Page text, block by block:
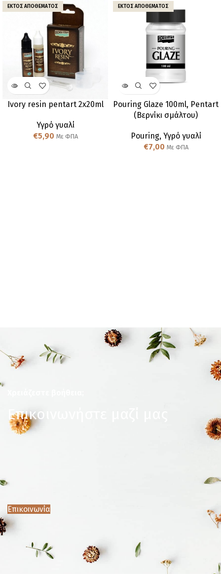
ΕΚΤΌΣ ΑΠΟΘΈΜΑΤΟΣ
Ivory resin pentart 2x20ml
Υγρό γυαλί
€5,90 Με ΦΠΑ
ΕΚΤΌΣ ΑΠΟΘΈΜΑΤΟΣ
Pouring Glaze 100ml, Pentart
(Βερνίκι σμάλτου)
Pouring, Υγρό γυαλί
€7,00 Με ΦΠΑ
Επικοινωνήστε μαζί μας
Επικοινωνία